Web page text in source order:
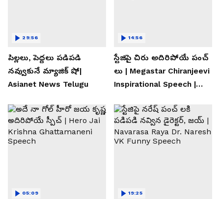
పిల్లలు, పెద్దలు పడిపడి
నవ్వుకునే మ్యాజిక్ షో|
Asianet News Telugu
29:56
స్టేజిపై చిరు అదిరిపోయే పంచ్
లు | Megastar Chiranjeevi
Inspirational Speech |
14:56
05:09 19:25